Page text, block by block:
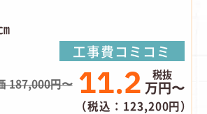
工事費コミコミ
187,000円〜 11.2 万円〜
（税込：123,200円）